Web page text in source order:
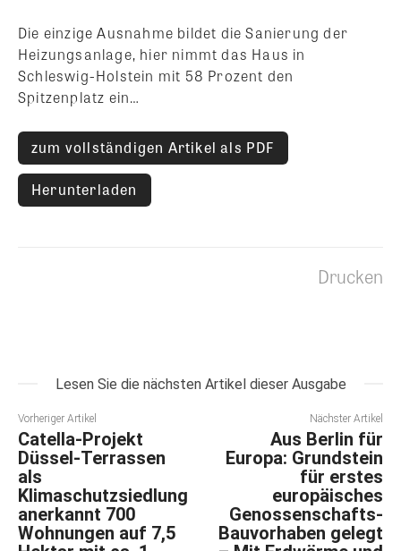
Die einzige Ausnahme bildet die Sanierung der
Heizungsanlage, hier nimmt das Haus in
Schleswig-Holstein mit 58 Prozent den
Spitzenplatz ein…
zum vollständigen Artikel als PDF
Herunterladen
Drucken
Lesen Sie die nächsten Artikel dieser Ausgabe
Vorheriger Artikel
Catella-Projekt
Düssel-Terrassen
als
Klimaschutzsiedlung
anerkannt 700
Wohnungen auf 7,5
Nächster Artikel
Aus Berlin für
Europa: Grundstein
für erstes
europäisches
Genossenschafts-
Bauvorhaben gelegt